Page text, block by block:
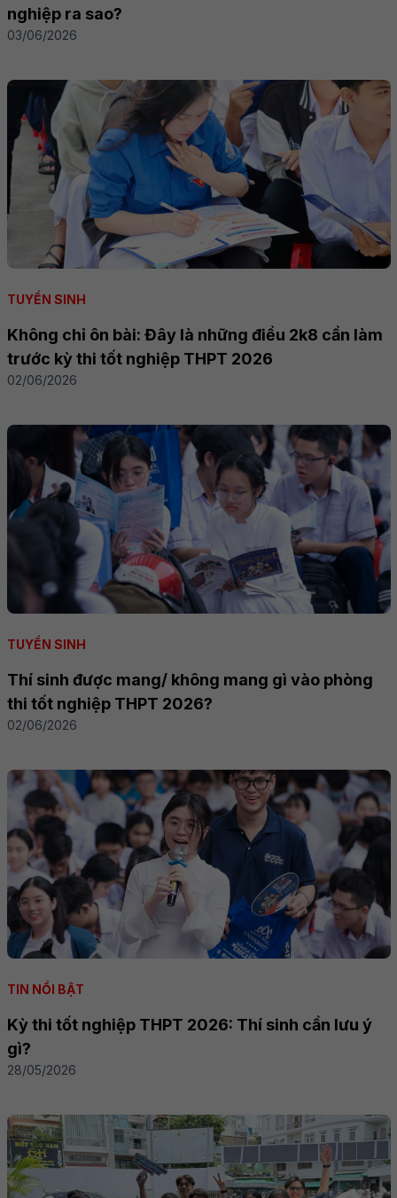
nghiệp ra sao?
03/06/2026
TUYỂN SINH
Không chỉ ôn bài: Đây là những điều 2k8 cần làm
trước kỳ thi tốt nghiệp THPT 2026
02/06/2026
TUYỂN SINH
Thí sinh được mang/ không mang gì vào phòng
thi tốt nghiệp THPT 2026?
02/06/2026
TIN NỔI BẬT
Kỳ thi tốt nghiệp THPT 2026: Thí sinh cần lưu ý
gì?
28/05/2026